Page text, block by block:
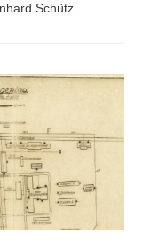
Schütz.